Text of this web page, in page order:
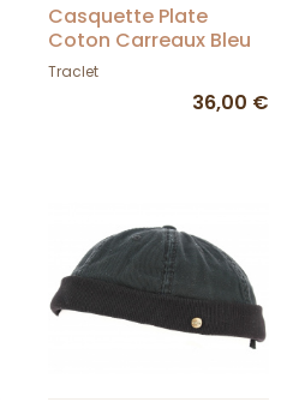
Casquette Plate
Coton Carreaux Bleu
et Grise - Traclet
Traclet
36,00 €